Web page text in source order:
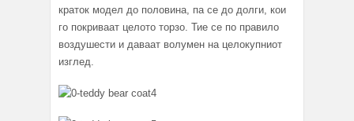
краток модел до половина, па се до долги, кои
го покриваат целото торзо. Тие се по правило
воздушести и даваат волумен на целокупниот
изглед.